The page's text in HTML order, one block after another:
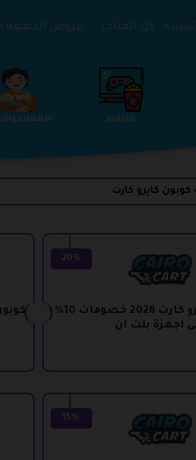
كل المتاجر عروض الجمعة
الترفيه التعليم
كوبون كايرو كارت
20%
كود خصم كايرو كارت 2026 خصومات 10%
اجهزة بلت ان
15%